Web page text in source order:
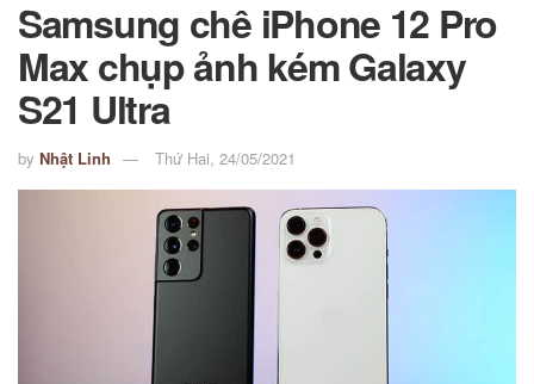
Samsung chê iPhone 12 Pro
Max chụp ảnh kém Galaxy
S21 Ultra
by Nhật Linh Thứ Hai, 24/05/2021